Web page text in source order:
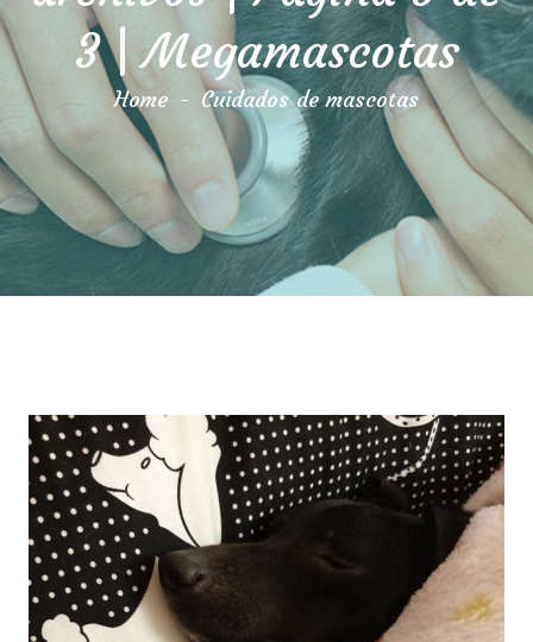
3 | Megamascotas
Home - Cuidados de mascotas